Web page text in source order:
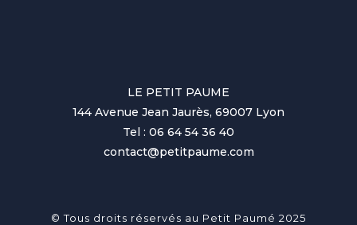
LE PETIT PAUME
144 Avenue Jean Jaurès, 69007 Lyon
Tel : 06 64 54 36 40
contact@petitpaume.com
© Tous droits réservés au Petit Paumé 2025